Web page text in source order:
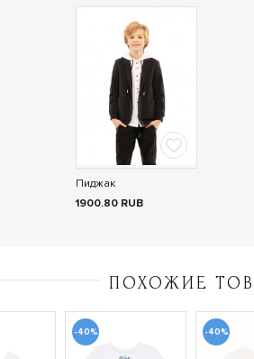
Пиджак
1900.80 RUB
ПОХОЖИЕ
-40% -40%